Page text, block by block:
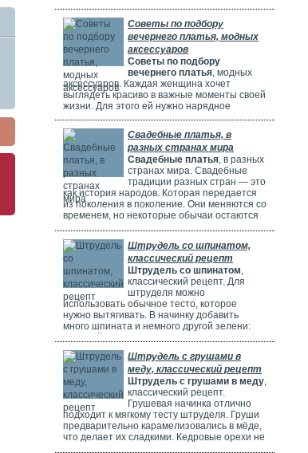
женщины чаще всего выбирают шубы из
соболя. Они красивые, дорогие и выглядят
очень элегантно. Соболя называют
"Королем всех мехов". Это значит, что он
самый шикарный и роскошный.
Советы по подбору
вечернего платья, модных
аксессуаров
Советы по подбору
вечернего платья, модных
аксессуаров. Каждая женщина хочет
выглядеть красиво в важные моменты своей
жизни. Для этого ей нужно нарядное
платье. В Москве огромный выбор таких
платьев. Вечерние платья в Москве очень
популярны. Потому что в городе много
театров, клубов и других мест. Где можно
повеселиться или встретиться с друзьями.
Также часто проходят праздничные
мероприятия, на которых нужно выглядеть
элегантно.
Свадебные платья, в
разных странах мира
Свадебные платья, в разных
странах мира. Свадебные
традиции разных стран — это
как история народов. Которая передается
из поколения в поколение. Они меняются со
временем, но некоторые обычаи остаются
невесты одеваются на свадьбу. И какие
символы несут их наряды.Штрудель со шпинатом,
классический рецепт
Штрудель со шпинатом,
классический рецепт. Для
штруделя можно
использовать обычное тесто, которое
нужно вытягивать. В начинку добавить
много шпината и немного другой зелени:
полезен, потому что в нем много витаминов,
минералов и веществ, которые защищают
клетки. Он богат витаминами A, C, E и K,
содержит кальций, который важен для зубов
и костей. И пищевые волокна, которые
Штрудель с грушами в
меду, классический рецепт
Штрудель с грушами в меду,
классический рецепт.
Грушевая начинка отлично
подходит к мягкому тесту штруделя. Груши
предварительно карамелизовались в мёде,
что делает их сладкими. Кедровые орехи не